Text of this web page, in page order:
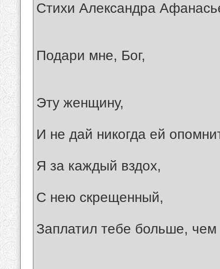
Стихи Александра
Подари мне, Бог,
Эту женщину,
И не дай никогда ей
Я за каждый вздох,
С нею скрещенный,
Заплатил тебе больше, чем